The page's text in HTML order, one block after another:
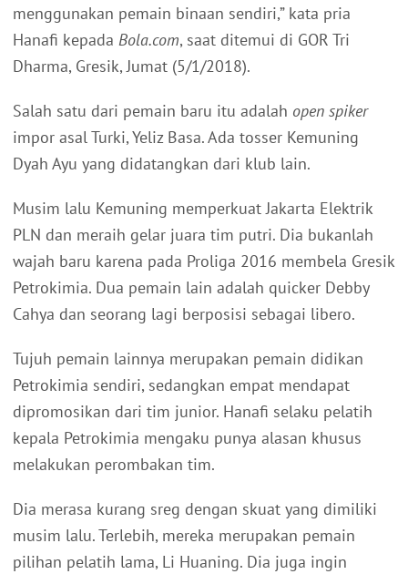
menggunakan pemain binaan sendiri,” kata pria
Hanafi kepada Bola.com, saat ditemui di GOR Tri
Dharma, Gresik, Jumat (5/1/2018).
Salah satu dari pemain baru itu adalah open spiker
impor asal Turki, Yeliz Basa. Ada tosser Kemuning
Dyah Ayu yang didatangkan dari klub lain.
Musim lalu Kemuning memperkuat Jakarta Elektrik
PLN dan meraih gelar juara tim putri. Dia bukanlah
wajah baru karena pada Proliga 2016 membela Gresik
Petrokimia. Dua pemain lain adalah quicker Debby
Cahya dan seorang lagi berposisi sebagai libero.
Tujuh pemain lainnya merupakan pemain didikan
Petrokimia sendiri, sedangkan empat mendapat
dipromosikan dari tim junior. Hanafi selaku pelatih
kepala Petrokimia mengaku punya alasan khusus
melakukan perombakan tim.
Dia merasa kurang sreg dengan skuat yang dimiliki
musim lalu. Terlebih, mereka merupakan pemain
pilihan pelatih lama, Li Huaning. Dia juga ingin